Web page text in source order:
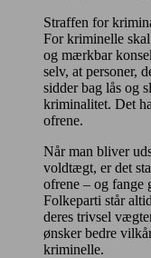
Straffen for
For kriminelle
og mærkbar
selv, at personer,
sidder bag lås og
kriminalitet. Det
ofrene.
Når man bliver
voldtægt, er det
ofrene – og fange
Folkeparti står
deres trivsel
ønsker bedre
kriminelle.